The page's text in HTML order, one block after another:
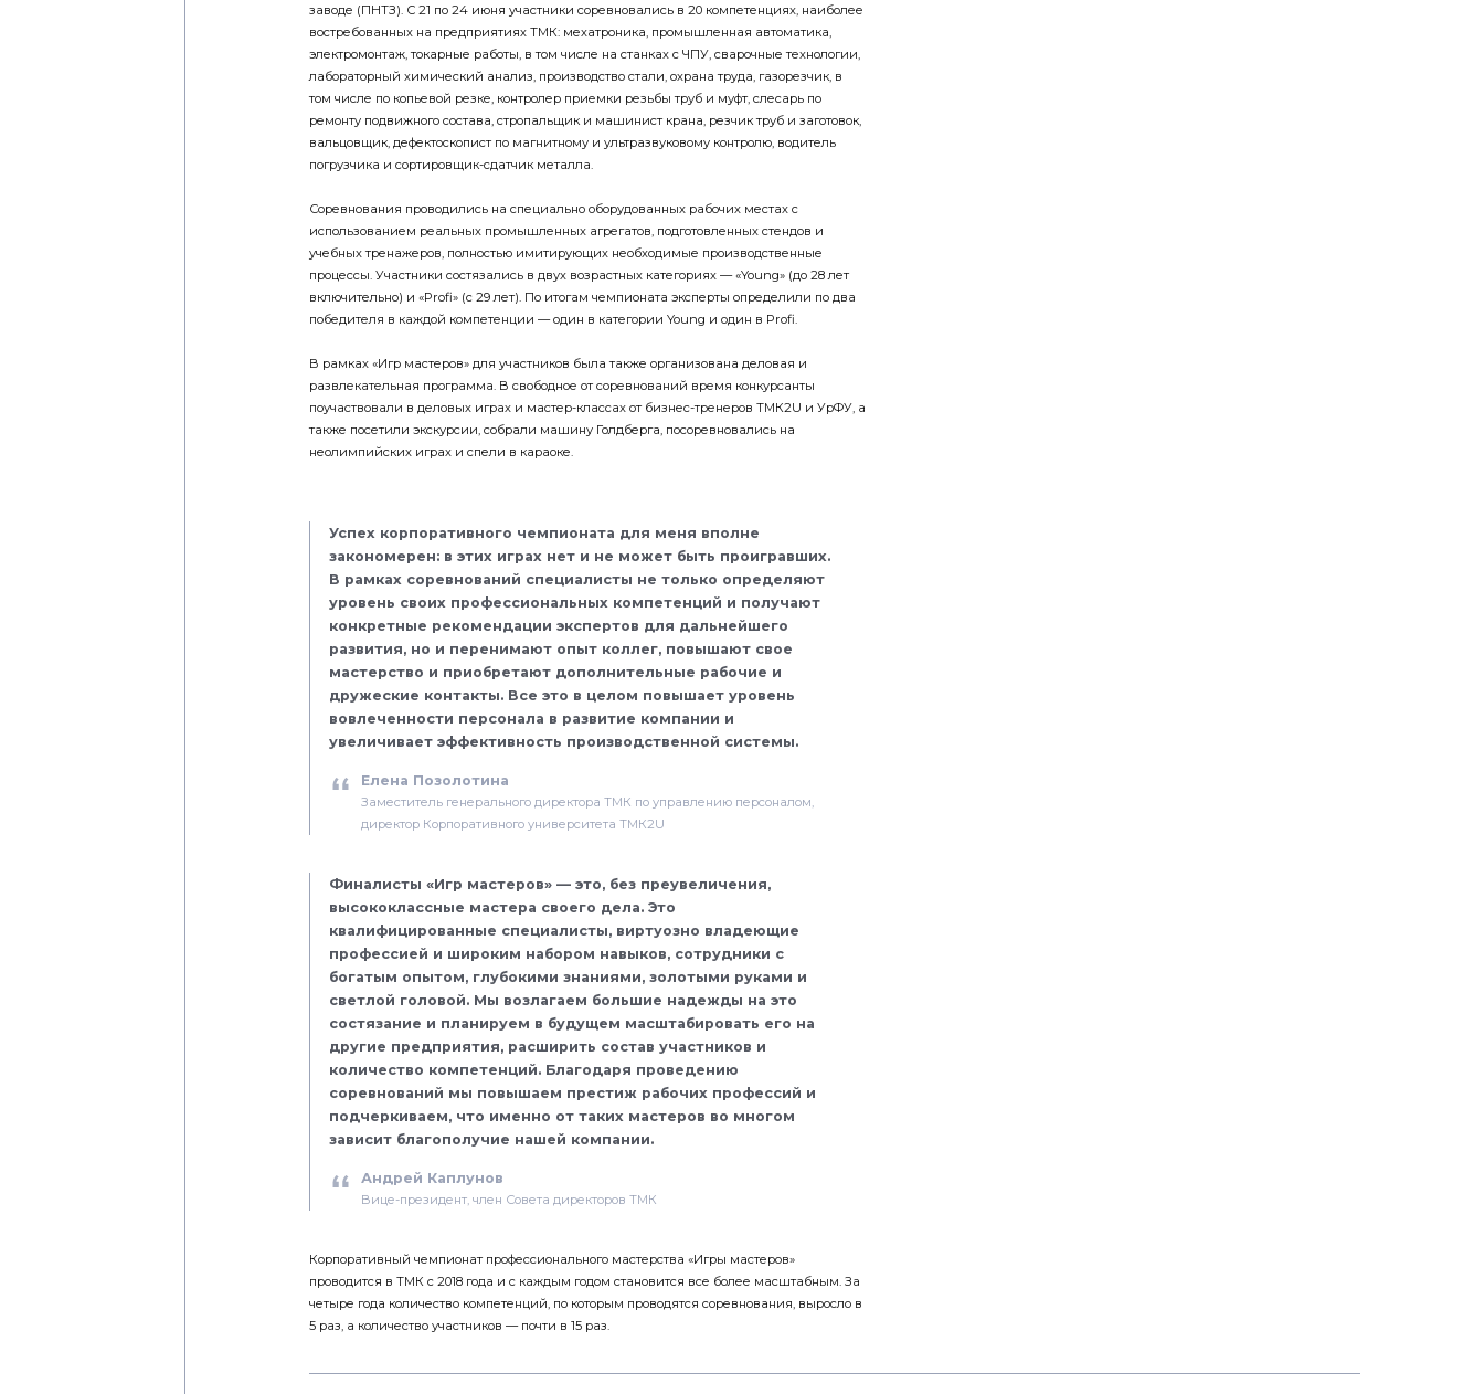
заводе (ПНТЗ). С 21 по 24 июня участники соревновались в 20 компетенциях, наиболее
востребованных на предприятиях ТМК: мехатроника, промышленная автоматика,
электромонтаж, токарные работы, в том числе на станках с ЧПУ, сварочные технологии,
лабораторный химический анализ, производство стали, охрана труда, газорезчик, в
том числе по копьевой резке, контролер приемки резьбы труб и муфт, слесарь по
ремонту подвижного состава, стропальщик и машинист крана, резчик труб и заготовок,
вальцовщик, дефектоскопист по магнитному и ультразвуковому контролю, водитель
погрузчика и сортировщик-сдатчик металла.
Соревнования проводились на специально оборудованных рабочих местах с
использованием реальных промышленных агрегатов, подготовленных стендов и
учебных тренажеров, полностью имитирующих необходимые производственные
процессы. Участники состязались в двух возрастных категориях — «Young» (до 28 лет
включительно) и «Profi» (с 29 лет). По итогам чемпионата эксперты определили по два
победителя в каждой компетенции — один в категории Young и один в Profi.
В рамках «Игр мастеров» для участников была также организована деловая и
развлекательная программа. В свободное от соревнований время конкурсанты
поучаствовали в деловых играх и мастер-классах от бизнес-тренеров ТМК2U и УрФУ, а
также посетили экскурсии, собрали машину Голдберга, посоревновались на
неолимпийских играх и спели в караоке.
Успех корпоративного чемпионата для меня вполне
закономерен: в этих играх нет и не может быть проигравших.
В рамках соревнований специалисты не только определяют
уровень своих профессиональных компетенций и получают
конкретные рекомендации экспертов для дальнейшего
развития, но и перенимают опыт коллег, повышают свое
мастерство и приобретают дополнительные рабочие и
дружеские контакты. Все это в целом повышает уровень
вовлеченности персонала в развитие компании и
увеличивает эффективность производственной системы.
Елена Позолотина
Заместитель генерального директора ТМК по управлению персоналом,
директор Корпоративного университета ТМК2U
Финалисты «Игр мастеров» — это, без преувеличения,
высококлассные мастера своего дела. Это
квалифицированные специалисты, виртуозно владеющие
профессией и широким набором навыков, сотрудники с
богатым опытом, глубокими знаниями, золотыми руками и
светлой головой. Мы возлагаем большие надежды на это
состязание и планируем в будущем масштабировать его на
другие предприятия, расширить состав участников и
количество компетенций. Благодаря проведению
соревнований мы повышаем престиж рабочих профессий и
подчеркиваем, что именно от таких мастеров во многом
зависит благополучие нашей компании.
Андрей Каплунов
Вице-президент, член Совета директоров ТМК
Корпоративный чемпионат профессионального мастерства «Игры мастеров»
проводится в ТМК с 2018 года и с каждым годом становится все более масштабным. За
четыре года количество компетенций, по которым проводятся соревнования, выросло в
5 раз, а количество участников — почти в 15 раз.